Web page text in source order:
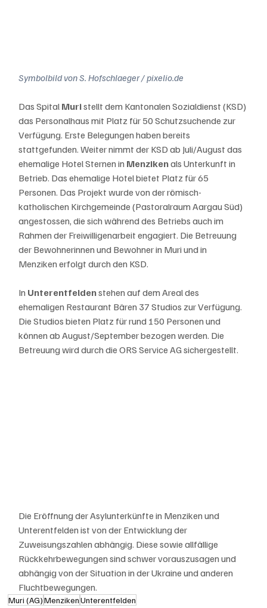
Symbolbild von S. Hofschlaeger / pixelio.de
Das Spital Muri stellt dem Kantonalen Sozialdienst (KSD)
das Personalhaus mit Platz für 50 Schutzsuchende zur
Verfügung. Erste Belegungen haben bereits
stattgefunden. Weiter nimmt der KSD ab Juli/August das
ehemalige Hotel Sternen in Menziken als Unterkunft in
Betrieb. Das ehemalige Hotel bietet Platz für 65
Personen. Das Projekt wurde von der römisch-
katholischen Kirchgemeinde (Pastoralraum Aargau Süd)
angestossen, die sich während des Betriebs auch im
Rahmen der Freiwilligenarbeit engagiert. Die Betreuung
der Bewohnerinnen und Bewohner in Muri und in
Menziken erfolgt durch den KSD.
In Unterentfelden stehen auf dem Areal des
ehemaligen Restaurant Bären 37 Studios zur Verfügung.
Die Studios bieten Platz für rund 150 Personen und
können ab August/September bezogen werden. Die
Betreuung wird durch die ORS Service AG sichergestellt.
Die Eröffnung der Asylunterkünfte in Menziken und
Unterentfelden ist von der Entwicklung der
Zuweisungszahlen abhängig. Diese sowie allfällige
Rückkehrbewegungen sind schwer vorauszusagen und
abhängig von der Situation in der Ukraine und anderen
Fluchtbewegungen.
Muri (AG) Menziken Unterentfelden